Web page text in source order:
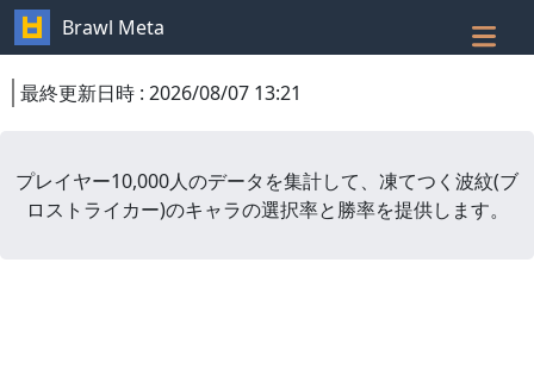
Brawl Meta
最終更新日時 : 2026/08/07 13:21
プレイヤー10,000人のデータを集計して、 凍てつく波紋(ブ
ロストライカー)のキャラの選択率と勝率を提供します。